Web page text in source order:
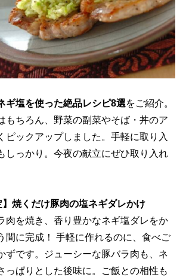
ギ塩を使った絶品レシピ8選をご紹介。
もちろん、野菜の副菜やそば・丼のア
ピックアップしました。手軽に取り入
しっかり。今夜の献立にぜひ取り入れ
焼くだけ豚肉の塩ネギダレかけ
肉を焼き、香り豊かなネギ塩ダレをか
間に完成！ 手軽に作れるのに、食べご
ずです。ジューシーな豚バラ肉も、ネ
っぱりとした後味に。ご飯との相性も